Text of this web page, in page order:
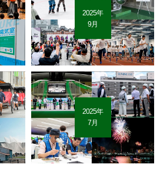
2025年
9月
2025年
7月